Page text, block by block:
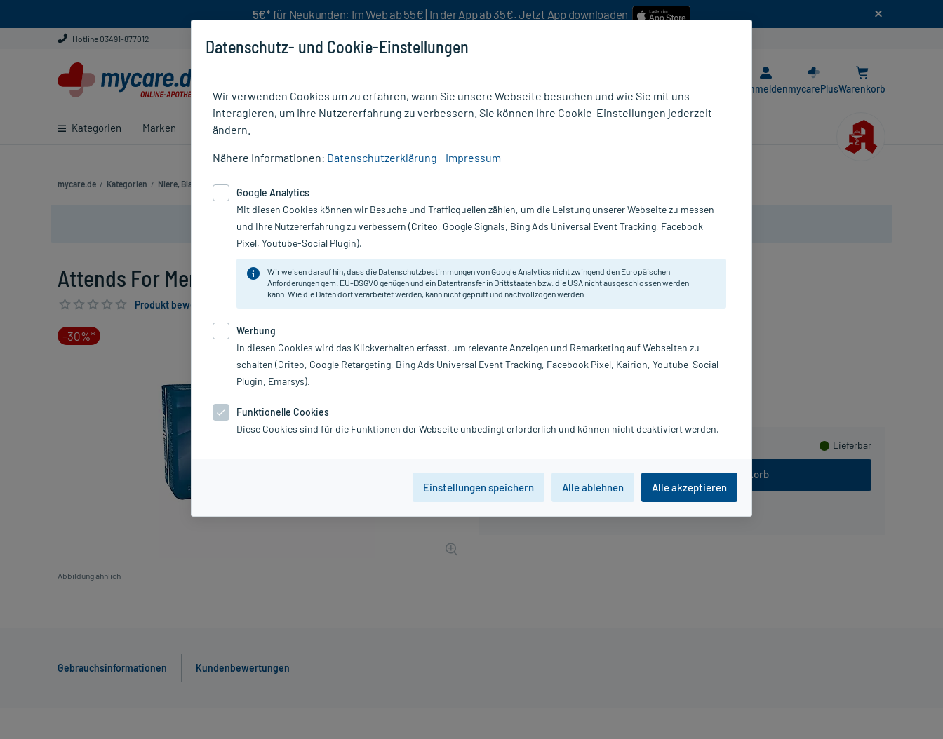
5€* für Neukunden: Im Web ab 55€ | In der App ab 35€. Jetzt App downloaden
Hotline 03491-877012
Kategorien Marken Ratgeber
AnmeldenmycarePlusWarenkorb
mycare.de / Kategorien / Niere, Blase & Prostata
Nur für kurze Zeit:Gratis-Versand* ab 19€ Mindestbestellwert!
Attends For Men 4, 14 St
Produkt bewerten & PlusHerzen sichern
-30%*
Abbildung ähnlich
Lieferbar
In den Warenkorb
Attends
Einlage für Männer bei leichter bis mittlerer Blasenschwäche.
Hersteller:
Attends GmbH
Gebrauchsinformationen Kundenbewertungen
Datenschutz- und Cookie-Einstellungen
Wir verwenden Cookies um zu erfahren, wann Sie unsere Webseite besuchen und wie Sie mit uns
interagieren, um Ihre Nutzererfahrung zu verbessern. Sie können Ihre Cookie-Einstellungen jederzeit
ändern.
Nähere Informationen: Datenschutzerklärung Impressum
Google Analytics
Mit diesen Cookies können wir Besuche und Trafficquellen zählen, um die Leistung unserer Webseite zu messen
und Ihre Nutzererfahrung zu verbessern (Criteo, Google Signals, Bing Ads Universal Event Tracking, Facebook
Pixel, Youtube-Social Plugin).
Wir weisen darauf hin, dass die Datenschutzbestimmungen vonGoogle Analytics nicht zwingend den Europäischen
Anforderungen gem. EU-DSGVO genügen und ein Datentransfer in Drittstaaten bzw. die USA nicht ausgeschlossen werden
kann. Wie die Daten dort verarbeitet werden, kann nicht geprüft und nachvollzogen werden.
Werbung
In diesen Cookies wird das Klickverhalten erfasst, um relevante Anzeigen und Remarketing auf Webseiten zu
schalten (Criteo, Google Retargeting, Bing Ads Universal Event Tracking, Facebook Pixel, Kairion, Youtube-Social
Plugin, Emarsys).
Funktionelle Cookies
Diese Cookies sind für die Funktionen der Webseite unbedingt erforderlich und können nicht deaktiviert werden.
Einstellungen speichern Alle ablehnen Alle akzeptieren